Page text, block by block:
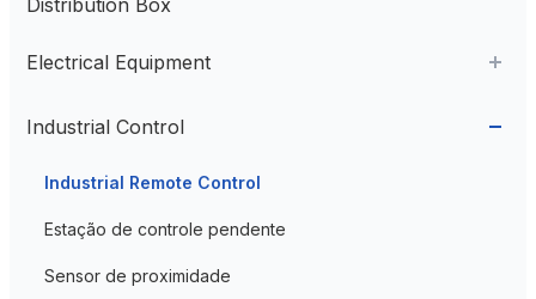
Aviation Connector
Plastic Aviation Connector
Cable Glands
Electrical Equipment
AC Contactor
Current Transformer
High Voltage Current Transformer
Low Voltage Current Transformer
Transformer
Industrial Control
Industrial Remote Control
Estação de controle pendente
Sensor de proximidade